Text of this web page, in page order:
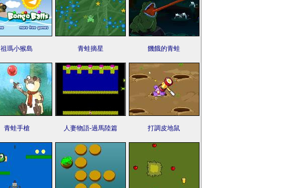
祖瑪小猴島 青蛙摘星 饑餓的青蛙
青蛙手槍 人妻物語-過馬陸篇 打調皮地鼠